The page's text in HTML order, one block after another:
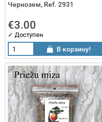
Чернозем, Ref. 2931
€3.00
✓ Доступен
В корзину!